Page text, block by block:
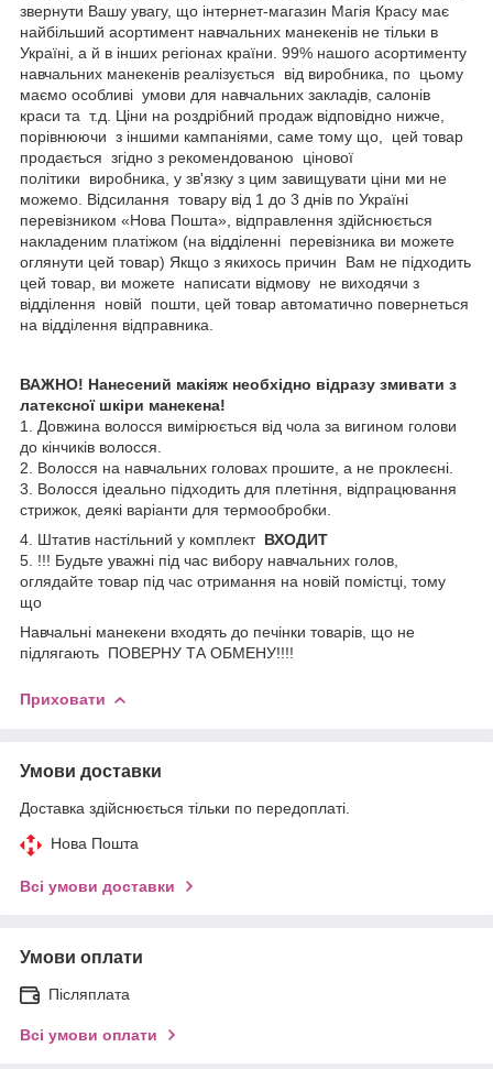
звернути Вашу увагу, що інтернет-магазин Магія Красу має
найбільший асортимент навчальних манекенів не тільки в
Україні, а й в інших регіонах країни. 99% нашого асортименту
навчальних манекенів реалізується від виробника, по цьому
маємо особливі умови для навчальних закладів, салонів
краси та т.д. Ціни на роздрібний продаж відповідно нижче,
порівнюючи з іншими кампаніями, саме тому що, цей товар
продається згідно з рекомендованою цінової
політики виробника, у зв'язку з цим завищувати ціни ми не
можемо. Відсилання товару від 1 до 3 днів по Україні
перевізником «Нова Пошта», відправлення здійснюється
накладеним платіжом (на відділенні перевізника ви можете
оглянути цей товар) Якщо з якихось причин Вам не підходить
цей товар, ви можете написати відмову не виходячи з
відділення новій пошти, цей товар автоматично повернеться
на відділення відправника.
ВАЖНО! Нанесений макіяж необхідно відразу змивати з
латексної шкіри манекена!
1. Довжина волосся вимірюється від чола за вигином голови
до кінчиків волосся.
2. Волосся на навчальних головах прошите, а не проклеєні.
3. Волосся ідеально підходить для плетіння, відпрацювання
стрижок, деякі варіанти для термообробки.
4. Штатив настільний у комплектВХОДИТ
5. !!! Будьте уважні під час вибору навчальних голов,
оглядайте товар під час отримання на новій помістці, тому
що
Навчальні манекени входять до печінки товарів, що не
підлягають ПОВЕРНУ ТА ОБМЕНУ!!!!
Приховати
Умови доставки
Доставка здійснюється тільки по передоплаті.
Нова Пошта
Всі умови доставки
Умови оплати
Післяплата
Всі умови оплати